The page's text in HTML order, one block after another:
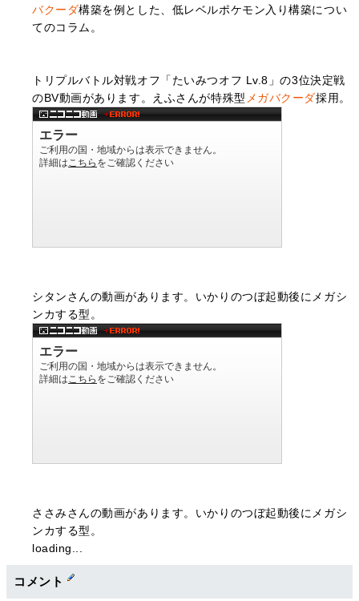
バクーダ構築を例とした、低レベルポケモン入り構築につい
てのコラム。
トリプルバトル対戦オフ「たいみつオフ Lv.8」の3位決定戦
のBV動画があります。えふさんが特殊型 メガバクーダ採用。
シタンさんの動画があります。いかりのつぼ起動後にメガシ
ンカする型。
ささみさんの動画があります。いかりのつぼ起動後にメガシ
ンカする型。
loading...
コメント